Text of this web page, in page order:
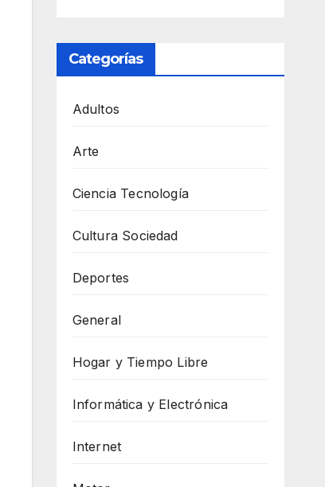
Categorías
Adultos
Arte
Ciencia Tecnología
Cultura Sociedad
Deportes
General
Hogar y Tiempo Libre
Informática y Electrónica
Internet